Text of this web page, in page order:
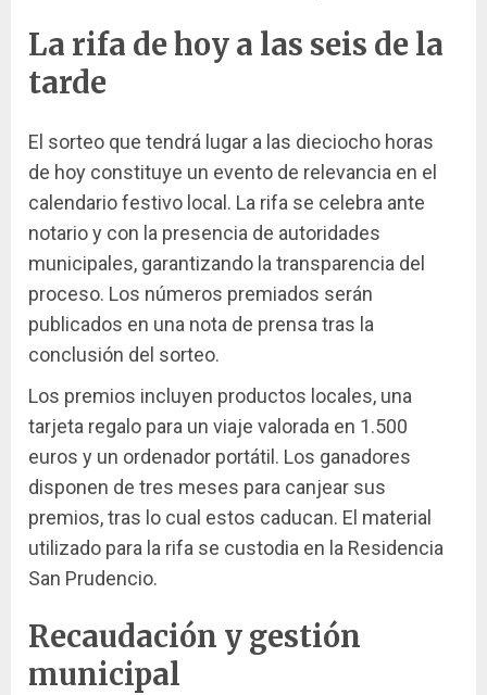
La rifa de hoy a las seis de la
tarde
El sorteo que tendrá lugar a las dieciocho horas
de hoy constituye un evento de relevancia en el
calendario festivo local. La rifa se celebra ante
notario y con la presencia de autoridades
municipales, garantizando la transparencia del
proceso. Los números premiados serán
publicados en una nota de prensa tras la
conclusión del sorteo.
Los premios incluyen productos locales, una
tarjeta regalo para un viaje valorada en 1.500
euros y un ordenador portátil. Los ganadores
disponen de tres meses para canjear sus
premios, tras lo cual estos caducan. El material
utilizado para la rifa se custodia en la Residencia
San Prudencio.
Recaudación y gestión
municipal